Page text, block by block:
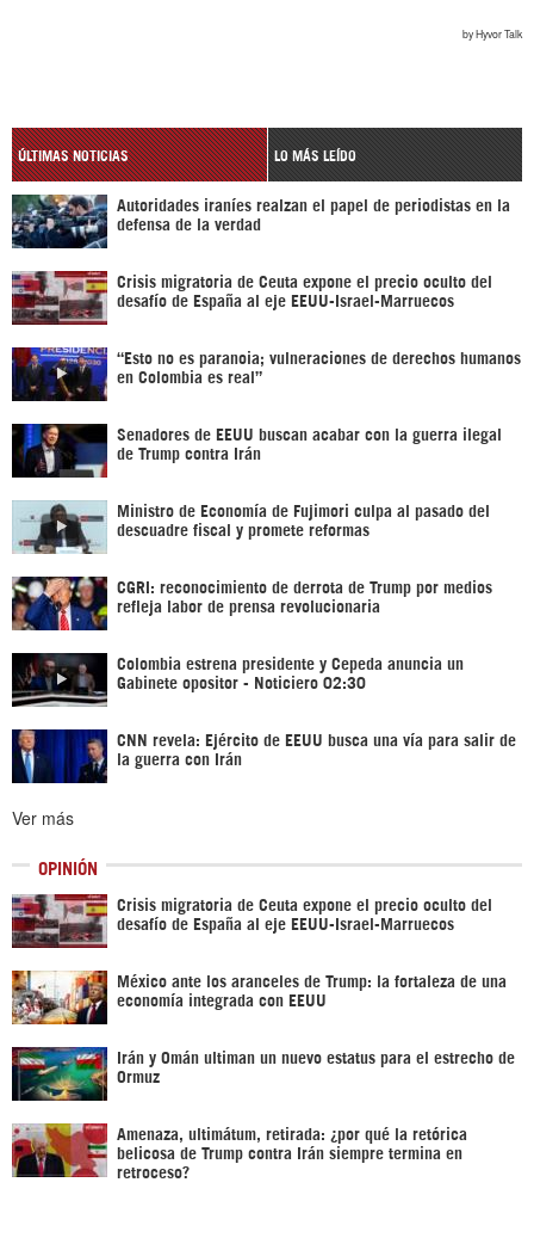
ÚLTIMAS NOTICIAS LO MÁS LEÍDO
Autoridades iraníes realzan el papel de periodistas en la
defensa de la verdad
Crisis migratoria de Ceuta expone el precio oculto del
desafío de España al eje EEUU-Israel-Marruecos
“Esto no es paranoia; vulneraciones de derechos humanos
en Colombia es real”
Senadores de EEUU buscan acabar con la guerra ilegal
de Trump contra Irán
Ministro de Economía de Fujimori culpa al pasado del
descuadre fiscal y promete reformas
CGRI: reconocimiento de derrota de Trump por medios
refleja labor de prensa revolucionaria
Colombia estrena presidente y Cepeda anuncia un
Gabinete opositor - Noticiero 02:30
CNN revela: Ejército de EEUU busca una vía para salir de
la guerra con Irán
Ver más
OPINIÓN
Crisis migratoria de Ceuta expone el precio oculto del
desafío de España al eje EEUU-Israel-Marruecos
México ante los aranceles de Trump: la fortaleza de una
economía integrada con EEUU
Irán y Omán ultiman un nuevo estatus para el estrecho de
Ormuz
Amenaza, ultimátum, retirada: ¿por qué la retórica
belicosa de Trump contra Irán siempre termina en
retroceso?